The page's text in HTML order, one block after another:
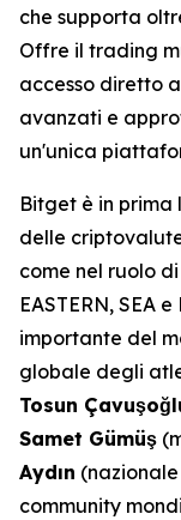
che supporta
Offre il trading
accesso diretto
avanzati e
un'unica
Bitget è in prima
delle
come nel ruolo
EASTERN, SEA
importante del
globale degli
Tosun
Samet Gümüş
Aydın
community